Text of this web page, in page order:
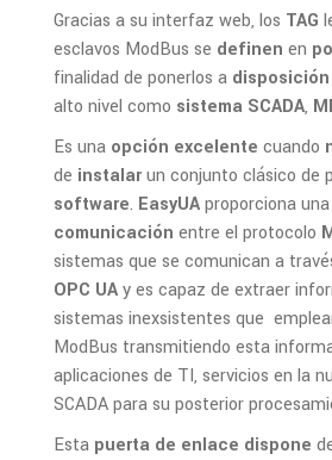
Gracias a su interfaz web, los TAG
esclavos ModBus se definen en
finalidad de ponerlos a disposición
alto nivel como sistema SCADA,
Es una opción excelente cuando
de instalarun conjunto clásico de
software. EasyUAproporciona una
comunicación entre el protocolo
sistemas que se comunican a
OPC UAy es capaz de extraer
sistemas inexsistentes que
ModBus transmitiendo esta
aplicaciones de TI, servicios en la
SCADA para su posterior
Esta puerta de enlace dispone